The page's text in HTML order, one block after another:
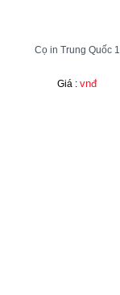
Cọ in Trung Quốc 1
Giá :vnđ